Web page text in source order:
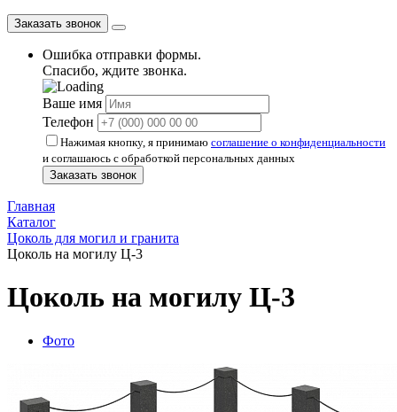
Заказать звонок
Ошибка отправки формы.
Спасибо, ждите звонка.
Ваше имя
Телефон
Нажимая кнопку, я принимаю соглашение о конфиденциальности
и соглашаюсь с обработкой персональных данных
Заказать звонок
Главная
Каталог
Цоколь для могил и гранита
Цоколь на могилу Ц-3
Цоколь на могилу Ц-3
Фото